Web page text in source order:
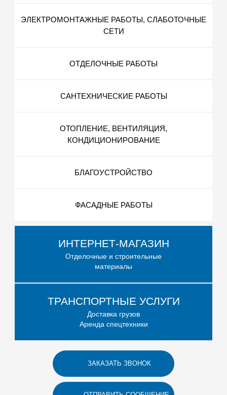
ЭЛЕКТРОМОНТАЖНЫЕ РАБОТЫ, СЛАБОТОЧНЫЕ
СЕТИ
ОТДЕЛОЧНЫЕ РАБОТЫ
САНТЕХНИЧЕСКИЕ РАБОТЫ
ОТОПЛЕНИЕ, ВЕНТИЛЯЦИЯ,
КОНДИЦИОНИРОВАНИЕ
БЛАГОУСТРОЙСТВО
ФАСАДНЫЕ РАБОТЫ
ИНТЕРНЕТ-МАГАЗИН
Отделочные и строительные
материалы
ТРАНСПОРТНЫЕ УСЛУГИ
Доставка грузов
Аренда спецтехники
ЗАКАЗАТЬ ЗВОНОК